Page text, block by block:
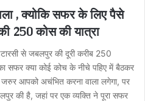
, क्योकि सफर के लिए पैसे
250 कोस की यात्रा
से जबलपुर की दूरी करीब 250
सफर क्या कोई कोच के नीचे पहिए में बैठकर
आपको अचंभित करना वाला लगेगा, पर
की है, जहां पर एक व्यक्ति ने पूरा सफर